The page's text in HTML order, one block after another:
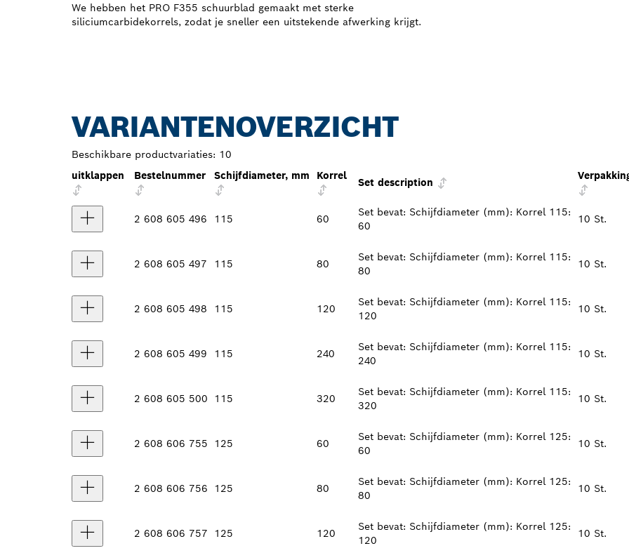
We hebben het PRO F355 schuurblad gemaakt met sterke
siliciumcarbidekorrels, zodat je sneller een uitstekende afwerking krijgt.
VARIANTENOVERZICHT
Beschikbare productvariaties: 10
uitklappen
Bestelnummer Schijfdiameter, mm Korrel
Set description
2 608 605 496 115 60
Set bevat: Schijfdiameter (mm): Korrel 115:
60
10 St.
2 608 605 497 115 80
Set bevat: Schijfdiameter (mm): Korrel 115:
80
10 St.
2 608 605 498 115 120
Set bevat: Schijfdiameter (mm): Korrel 115:
120
10 St.
2 608 605 499 115 240
Set bevat: Schijfdiameter (mm): Korrel 115:
240
10 St.
2 608 605 500 115 320
Set bevat: Schijfdiameter (mm): Korrel 115:
320
10 St.
2 608 606 755 125 60
Set bevat: Schijfdiameter (mm): Korrel 125:
60
10 St.
2 608 606 756 125 80
Set bevat: Schijfdiameter (mm): Korrel 125:
80
10 St.
2 608 606 757 125 120
Set bevat: Schijfdiameter (mm): Korrel 125:
120
10 St.